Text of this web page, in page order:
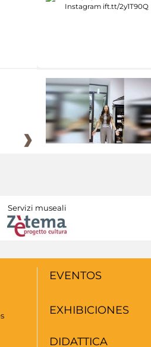
Servizi museali
EVENTOS
EXHIBICIONES
DIDATTICA